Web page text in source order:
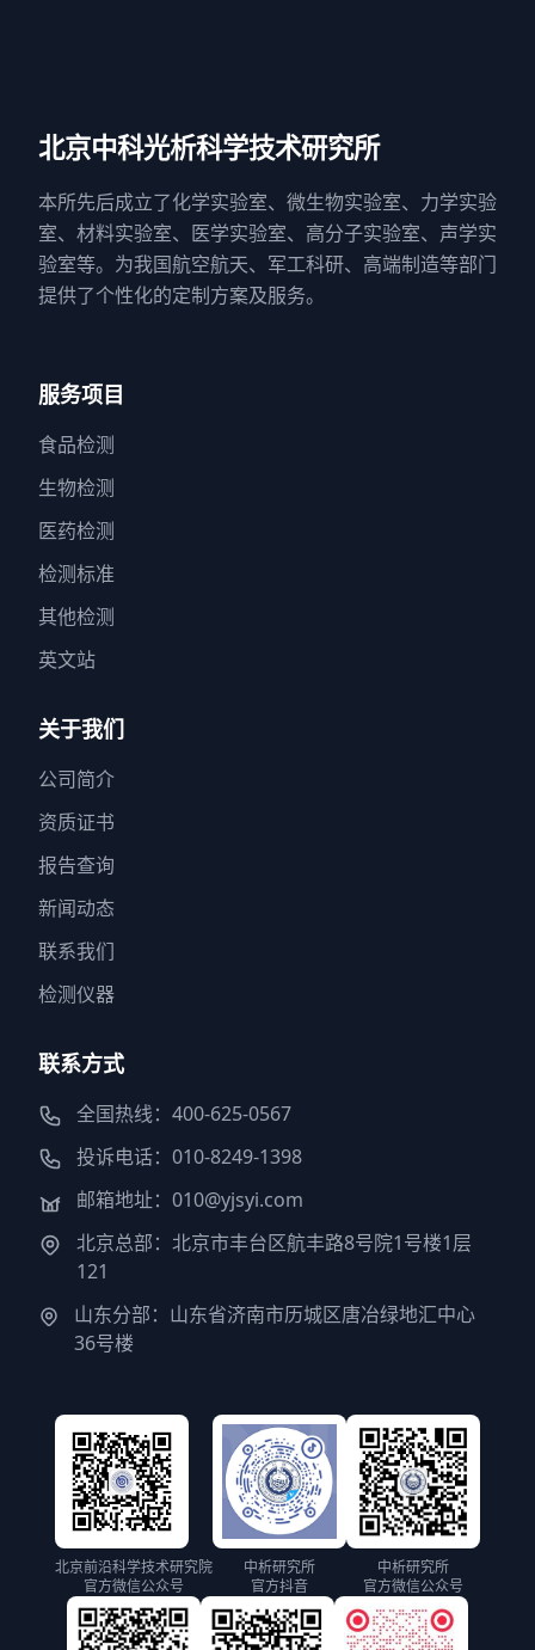
北京中科光析科学技术研究所
本所先后成立了化学实验室、微生物实验室、力学实验
室、材料实验室、医学实验室、高分子实验室、声学实
验室等。为我国航空航天、军工科研、高端制造等部门
提供了个性化的定制方案及服务。
服务项目
食品检测
生物检测
医药检测
检测标准
其他检测
英文站
关于我们
公司简介
资质证书
报告查询
新闻动态
联系我们
检测仪器
联系方式
全国热线：400-625-0567
投诉电话：010-8249-1398
邮箱地址：010@yjsyi.com
北京总部：北京市丰台区航丰路8号院1号楼1层
121
山东分部：山东省济南市历城区唐冶绿地汇中心
36号楼
北京前沿科学技术研究院
官方微信公众号
中析研究所
官方抖音
中析研究所
官方微信公众号